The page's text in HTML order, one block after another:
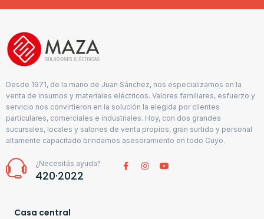
Desde 1971, de la mano de Juan Sánchez, nos especializamos en la
venta de insumos y materiales eléctricos. Valores familiares, esfuerzo y
servicio nos convirtieron en la solución la elegida por clientes
particulares, comerciales e industriales. Hoy, con dos grandes
sucursales, locales y salones de venta propios, gran surtido y personal
altamente capacitado brindamos asesoramiento en todo Cuyo.
¿Necesitás ayuda?
420·2022
Casa central